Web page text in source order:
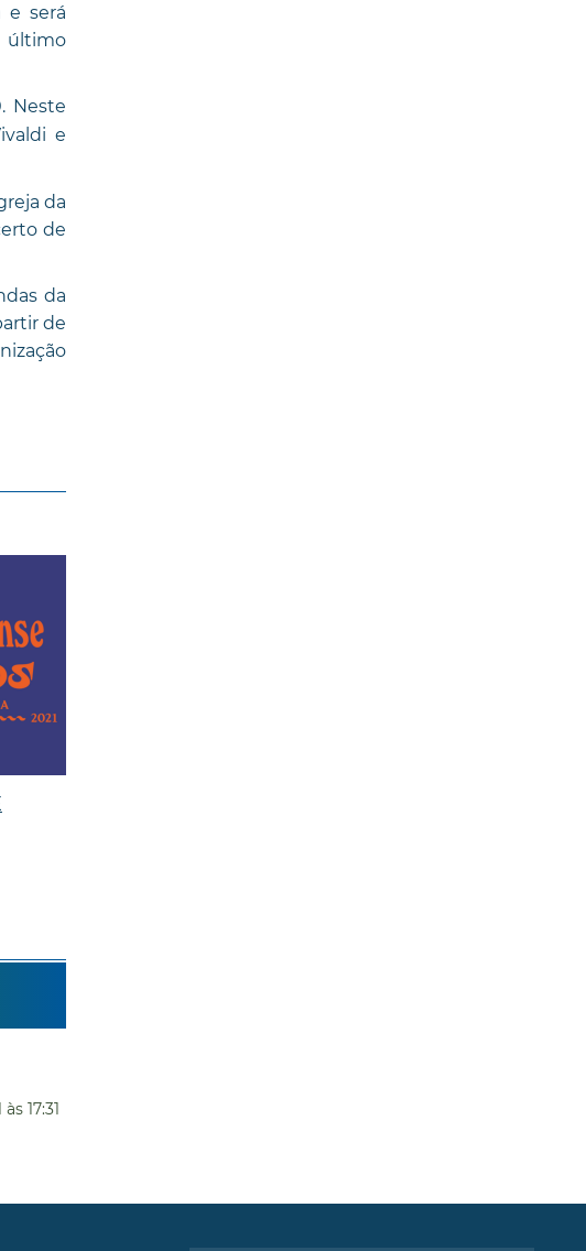
e será
último
Neste
e
da
de
da
de
às 17:31